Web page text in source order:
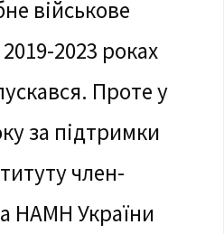
військове
2023 роках
Проте у
за підтримки
член-
НАМН України